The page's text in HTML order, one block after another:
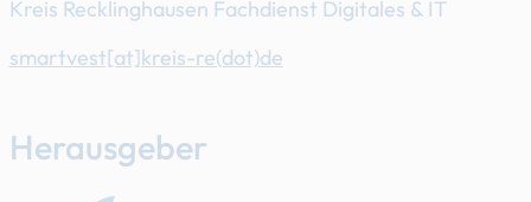
Kreis Recklinghausen Fachdienst Digitales & IT
smartvest[at]​kreis-re(dot)de
Herausgeber